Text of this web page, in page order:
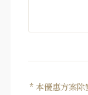
* 本優惠方案除